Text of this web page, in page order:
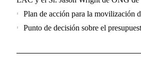
Plan de acción para la movilización
Punto de decisión sobre el